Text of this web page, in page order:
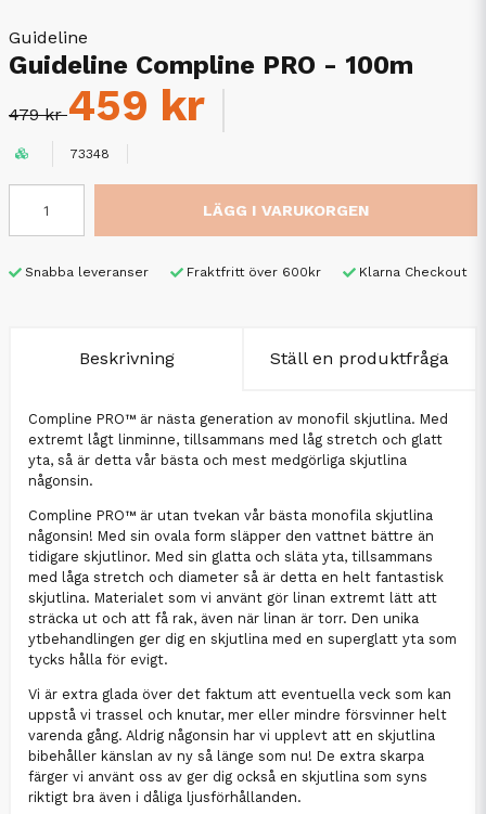
Guideline
Guideline Compline PRO - 100m
479 kr459 kr
73348
LÄGG I VARUKORGEN
Snabba leveranser Fraktfritt över 600kr Klarna Checkout
Beskrivning Ställ en produktfråga
Compline PRO™ är nästa generation av monofil skjutlina. Med
extremt lågt linminne, tillsammans med låg stretch och glatt
yta, så är detta vår bästa och mest medgörliga skjutlina
någonsin.
Compline PRO™ är utan tvekan vår bästa monofila skjutlina
någonsin! Med sin ovala form släpper den vattnet bättre än
tidigare skjutlinor. Med sin glatta och släta yta, tillsammans
med låga stretch och diameter så är detta en helt fantastisk
skjutlina. Materialet som vi använt gör linan extremt lätt att
sträcka ut och att få rak, även när linan är torr. Den unika
ytbehandlingen ger dig en skjutlina med en superglatt yta som
tycks hålla för evigt.
Vi är extra glada över det faktum att eventuella veck som kan
uppstå vi trassel och knutar, mer eller mindre försvinner helt
varenda gång. Aldrig någonsin har vi upplevt att en skjutlina
bibehåller känslan av ny så länge som nu! De extra skarpa
färger vi använt oss av ger dig också en skjutlina som syns
riktigt bra även i dåliga ljusförhållanden.